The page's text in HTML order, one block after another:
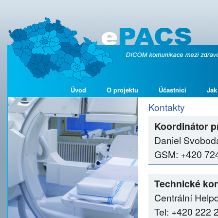
Úvod O projektu Účastníci
Kontakty
Koordinátor
Daniel
GSM: +420
Technické
Centrální
Tel: +420 222